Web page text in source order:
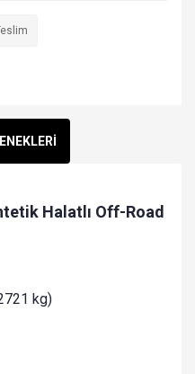
Halatlı Off-Road
kg)